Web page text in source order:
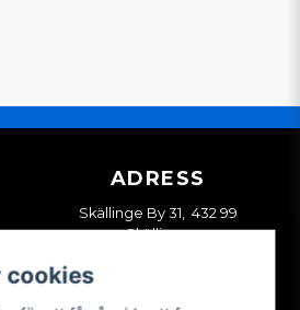
ADRESS
Skällinge By 31, 432 99
Skällinge
cookies